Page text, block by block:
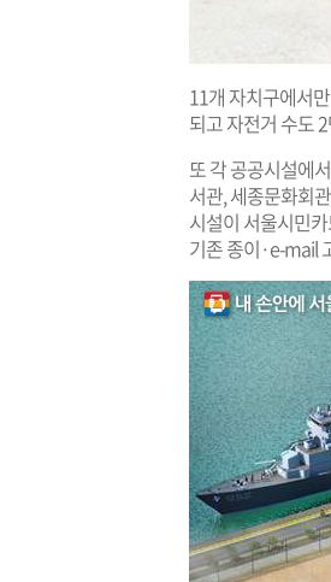
11개 자치구에서
되고 자전거 수도
또 각 공공시설에
서관, 세종문화회
시설이 서울시민
기존 종이·e-mail